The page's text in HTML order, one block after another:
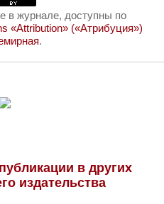
в журнале, доступны по
«Attribution» («Атрибуция»)
.
в других
издательства